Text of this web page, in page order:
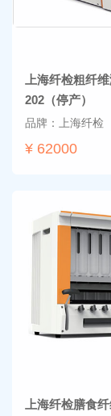
上海纤检粗纤
202（停产）
品牌：上海纤检
¥ 62000
上海纤检膳食